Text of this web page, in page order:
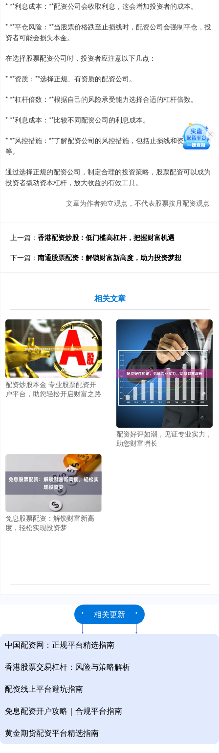
* **利息成本：**配资公司会收取利息，这会增加投资者的成本。
* **平仓风险：**当股票价格跌至止损线时，配资公司会强制平仓，投
资者可能会损失本金。
在选择股票配资公司时，投资者应注意以下几点：
* **资质：**选择正规、有资质的配资公司。
* **杠杆倍数：**根据自己的风险承受能力选择合适的杠杆倍数。
* **利息成本：**比较不同配资公司的利息成本。
* **风控措施：**了解配资公司的风控措施，包括止损线和资金监管
等。
通过选择正规的配资公司，制定合理的投资策略，股票配资可以成为
投资者撬动资本杠杆，放大收益的有效工具。
文章为作者独立观点，不代表股票按月配资观点
上一篇： 香港配资炒股：低门槛高杠杆，把握财富机遇
下一篇： 南通股票配资：解锁财富新高度，助力投资梦想
相关文章
配资炒股本金 专业股票配资开
户平台，助您轻松开启财富之路
配资好评如潮，见证专业实力，
助您财富增长
免息股票配资：解锁财富新高
度，轻松实现投资梦
相关更新
中国配资网：正规平台精选指南
香港股票交易杠杆：风险与策略解析
配资线上平台避坑指南
免息配资开户攻略｜合规平台指南
黄金期货配资平台精选指南